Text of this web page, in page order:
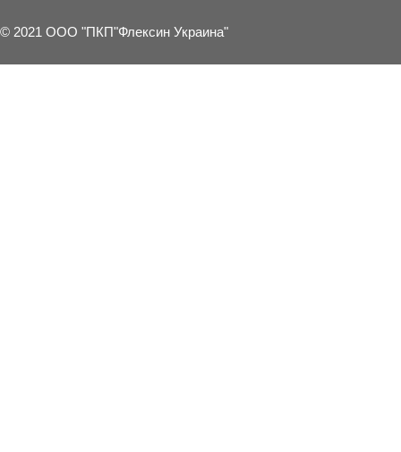
© 2021 ООО "ПКП"Флексин Украина"